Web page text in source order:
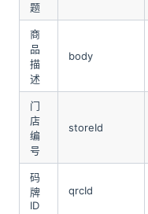
题
商
品
描
述
body
门
店
编
号
storeId
码
牌
ID
qrcId